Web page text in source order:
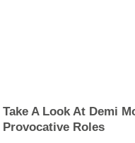
Take A Look At Demi
Provocative Roles